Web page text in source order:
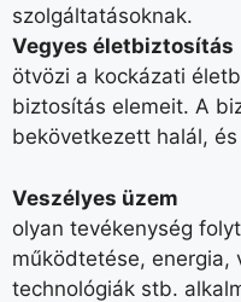
szolgáltatásoknak.
Vegyes életbiztosítás
ötvözi a kockázati
biztosítás elemeit. A
bekövetkezett halál,
Veszélyes üzem
olyan tevékenység
működtetése, energia,
technológiák stb.